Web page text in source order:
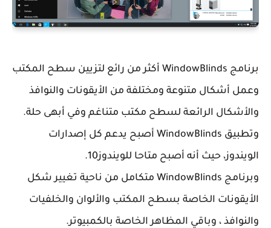
برنامج WindowBlinds أكثر من رائع لتزيين سطح المكتب
وعمل أشكال متنوعة ومختلفة من الأيقونات والنوافذ
والأشكال الرائعة لسطح مكتب متناغم وفي أبهى حلة.
وتطبيق WindowBlinds أصبح يدعم كل إصدارات
الويندوز، حيث أنه أصبح متاحا للويندوز10.
وبرنامج WindowBlinds متكامل من ناحية تغيير شكل
الأيقونات الخاصة بسطح المكتب والألوان والخلفيات
والنوافذ ، وباقي المظاهر الخاصة بالكمبيوتر.